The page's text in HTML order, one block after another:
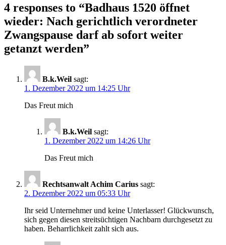
4 responses to “Badhaus 1520 öffnet
wieder: Nach gerichtlich verordneter
Zwangspause darf ab sofort weiter
getanzt werden”
B.k.Weil sagt:
1. Dezember 2022 um 14:25 Uhr
Das Freut mich
B.k.Weil sagt:
1. Dezember 2022 um 14:26 Uhr
Das Freut mich
Rechtsanwalt Achim Carius sagt:
2. Dezember 2022 um 05:33 Uhr
Ihr seid Unternehmer und keine Unterlasser! Glückwunsch,
sich gegen diesen streitsüchtigen Nachbarn durchgesetzt zu
haben. Beharrlichkeit zahlt sich aus.